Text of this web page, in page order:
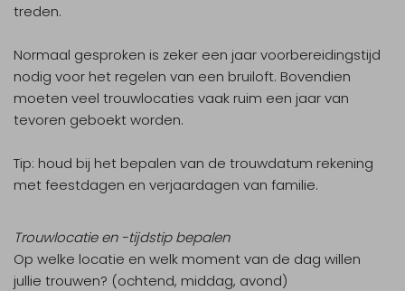
treden.
Normaal gesproken is zeker een jaar voorbereidingstijd
nodig voor het regelen van een bruiloft. Bovendien
moeten veel trouwlocaties vaak ruim een jaar van
tevoren geboekt worden.
Tip: houd bij het bepalen van de trouwdatum rekening
met feestdagen en verjaardagen van familie.
Trouwlocatie en -tijdstip bepalen
Op welke locatie en welk moment van de dag willen
jullie trouwen? (ochtend, middag, avond)